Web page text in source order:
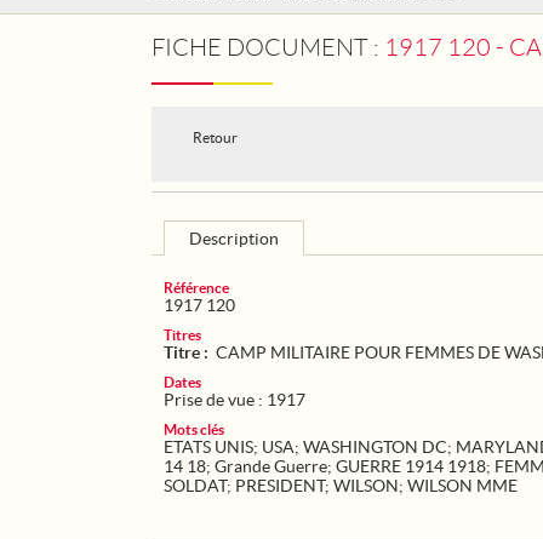
FICHE DOCUMENT : 1917 120 -
Retour
Description
Référence
1917 120
Titres
Titre : CAMP MILITAIRE POUR FEMMES DE
Dates
Prise de vue : 1917
Mots clés
ETATS UNIS; USA; WASHINGTON DC;
14 18; Grande Guerre; GUERRE 1914 1918;
SOLDAT; PRESIDENT; WILSON; WILSON MME